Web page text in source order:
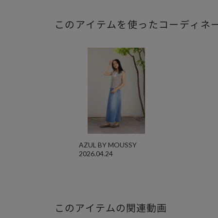
このアイテムを使ったコーディネ
2026.04.24
AZUL BY MOUSSY
このアイテムの関連動画